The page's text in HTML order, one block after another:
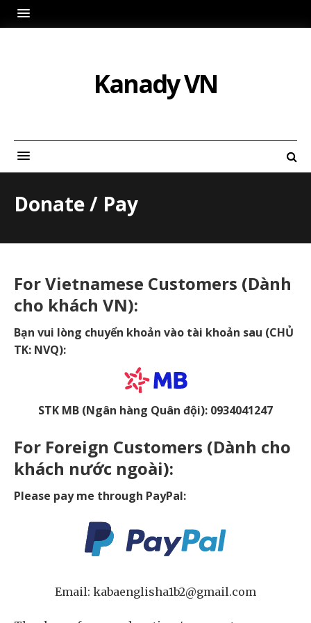
Kanady VN
Donate / Pay
For Vietnamese Customers (Dành
cho khách VN):
Bạn vui lòng chuyển khoản vào tài khoản sau (CHỦ
TK: NVQ):
STK MB (Ngân hàng Quân đội): 0934041247
For Foreign Customers (Dành cho
khách nước ngoài):
Please pay me through PayPal:
Email: kabaenglisha1b2@gmail.com